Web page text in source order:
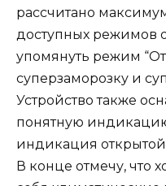
рассчитано
доступных режимов
упомянуть режим
суперзаморозку и
Устройство также
понятную
индикация открытой
В конце отмечу, что